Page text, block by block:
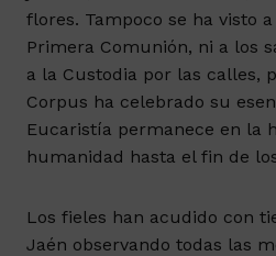
flores. Tampoco se ha visto
Primera Comunión, ni a los
a la Custodia por las calles,
Corpus ha celebrado su
Eucaristía permanece en la
humanidad hasta el fin de
Los fieles han acudido con
Jaén observando todas las